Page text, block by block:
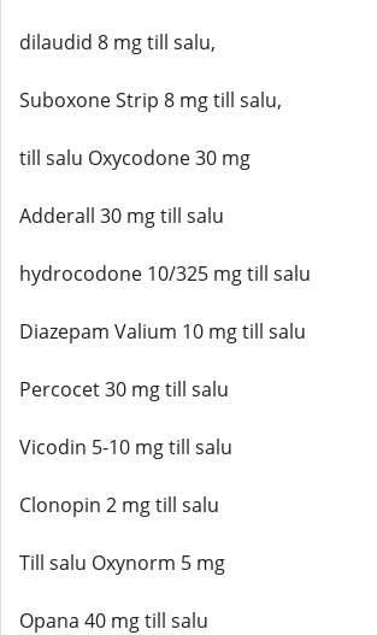
dilaudid 8 mg till salu,
Suboxone Strip 8 mg till salu,
till salu Oxycodone 30 mg
Adderall 30 mg till salu
hydrocodone 10/325 mg till salu
Diazepam Valium 10 mg till salu
Percocet 30 mg till salu
Vicodin 5-10 mg till salu
Clonopin 2 mg till salu
Till salu Oxynorm 5 mg
Opana 40 mg till salu